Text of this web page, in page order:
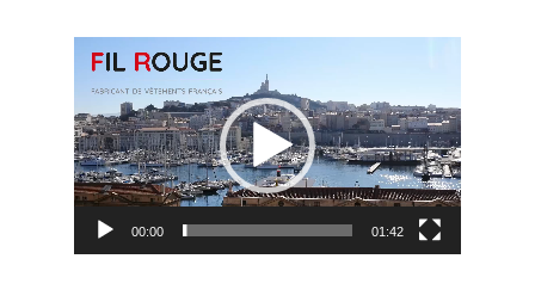
Lecteur
00:00 01:42